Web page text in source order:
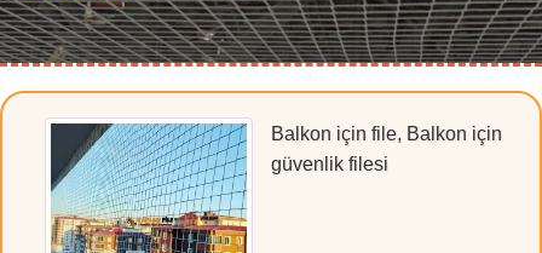
Balkon için file, Balkon için
güvenlik filesi